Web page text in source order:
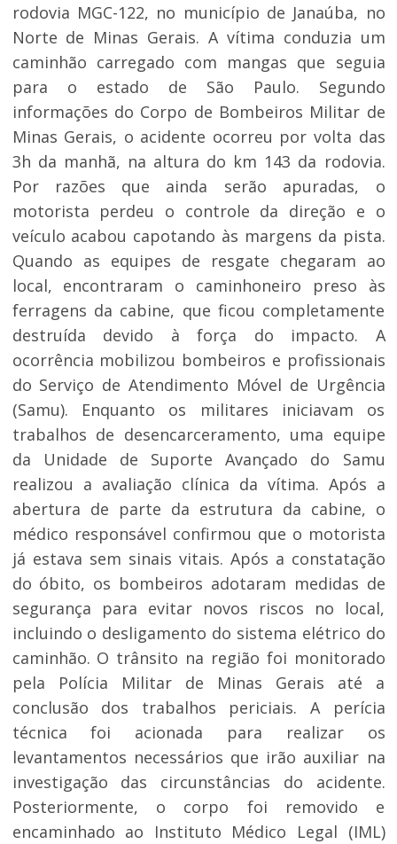
rodovia MGC-122, no município de Janaúba, no
Norte de Minas Gerais. A vítima conduzia um
caminhão carregado com mangas que seguia
para o estado de São Paulo. Segundo
informações do Corpo de Bombeiros Militar de
Minas Gerais, o acidente ocorreu por volta das
3h da manhã, na altura do km 143 da rodovia.
Por razões que ainda serão apuradas, o
motorista perdeu o controle da direção e o
veículo acabou capotando às margens da pista.
Quando as equipes de resgate chegaram ao
local, encontraram o caminhoneiro preso às
ferragens da cabine, que ficou completamente
destruída devido à força do impacto. A
ocorrência mobilizou bombeiros e profissionais
do Serviço de Atendimento Móvel de Urgência
(Samu). Enquanto os militares iniciavam os
trabalhos de desencarceramento, uma equipe
da Unidade de Suporte Avançado do Samu
realizou a avaliação clínica da vítima. Após a
abertura de parte da estrutura da cabine, o
médico responsável confirmou que o motorista
já estava sem sinais vitais. Após a constatação
do óbito, os bombeiros adotaram medidas de
segurança para evitar novos riscos no local,
incluindo o desligamento do sistema elétrico do
caminhão. O trânsito na região foi monitorado
pela Polícia Militar de Minas Gerais até a
conclusão dos trabalhos periciais. A perícia
técnica foi acionada para realizar os
levantamentos necessários que irão auxiliar na
investigação das circunstâncias do acidente.
Posteriormente, o corpo foi removido e
encaminhado ao Instituto Médico Legal (IML)